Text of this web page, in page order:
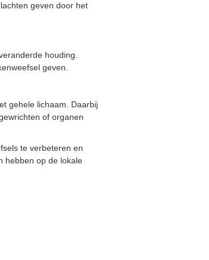
geven door het
houding.
geven.
gehele lichaam. Daarbij
of organen
te verbeteren en
hebben op de lokale